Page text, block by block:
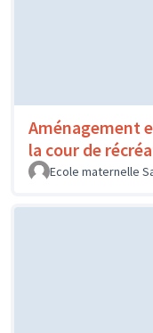
Aménagement
la cour de
Ecole maternelle